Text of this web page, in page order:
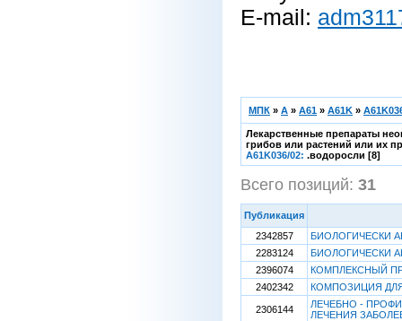
E-mail:
МПК » A » A61 » A61K »
Лекарственные препараты
грибов или растений или их
A61K036/02: .водоросли [8]
Всего позиций: 31
Публикация
2342857
БИОЛОГИЧЕСКИ
2283124
БИОЛОГИЧЕСКИ
2396074
КОМПЛЕКСНЫЙ
2402342
КОМПОЗИЦИЯ
2306144
ЛЕЧЕБНО -
ЛЕЧЕНИЯ